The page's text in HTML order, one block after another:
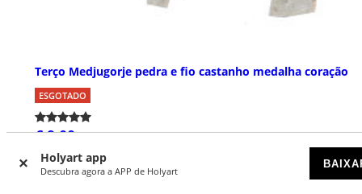
Holyart app
Descubra agora a APP de Holyart
Terço Medjugorje pedra e fio castanho medalha coração
ESGOTADO
€ 9,00